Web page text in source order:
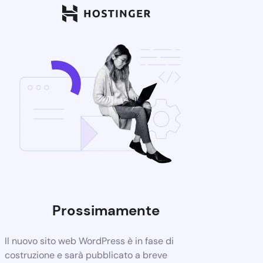
Prossimamente
Il nuovo sito web WordPress è in fase di
costruzione e sarà pubblicato a breve